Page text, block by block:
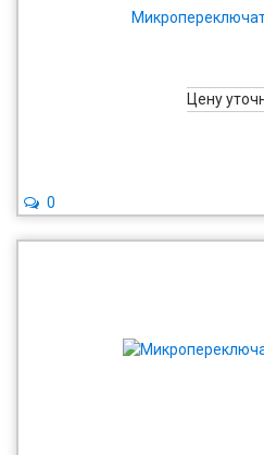
Цену
0